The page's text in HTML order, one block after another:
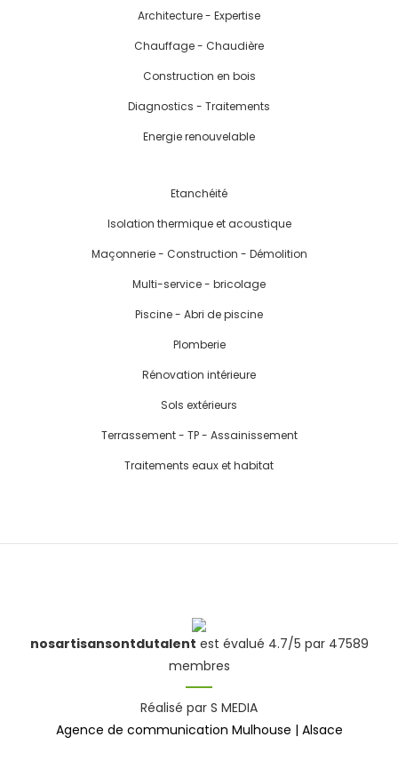
Architecture - Expertise
Chauffage - Chaudière
Construction en bois
Diagnostics - Traitements
Energie renouvelable
Etanchéité
Isolation thermique et acoustique
Maçonnerie - Construction - Démolition
Multi-service - bricolage
Piscine - Abri de piscine
Plomberie
Rénovation intérieure
Sols extérieurs
Terrassement - TP - Assainissement
Traitements eaux et habitat
nosartisansontdutalent est évalué 4.7/5 par 47589
membres
Réalisé par S MEDIA
Agence de communication Mulhouse | Alsace